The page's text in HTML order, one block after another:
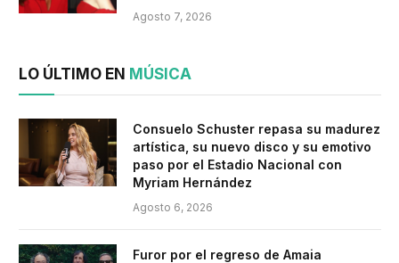
Agosto 7, 2026
LO ÚLTIMO EN MÚSICA
Consuelo Schuster repasa su madurez
artística, su nuevo disco y su emotivo
paso por el Estadio Nacional con
Myriam Hernández
Agosto 6, 2026
Furor por el regreso de Amaia